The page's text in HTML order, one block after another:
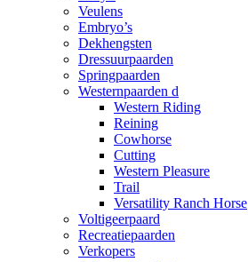
Veulens
Embryo’s
Dekhengsten
Dressuurpaarden
Springpaarden
Westernpaarden d
Western Riding
Reining
Cowhorse
Cutting
Western Pleasure
Trail
Versatility Ranch Horse
Voltigeerpaard
Recreatiepaarden
Verkopers